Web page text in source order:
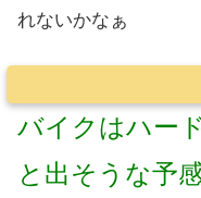
れないかなぁ
バイクはハー
と出そうな予